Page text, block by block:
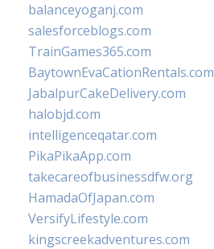
balanceyoganj.com
salesforceblogs.com
TrainGames365.com
BaytownEvaCationRentals.com
JabalpurCakeDelivery.com
halobjd.com
intelligenceqatar.com
PikaPikaApp.com
takecareofbusinessdfw.org
HamadaOfJapan.com
VersifyLifestyle.com
kingscreekadventures.com